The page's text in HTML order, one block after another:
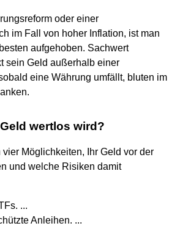
oder einer
im Fall von hoher Inflation, ist man
aufgehoben. Sachwert
sein Geld außerhalb einer
eine Währung umfällt, bluten im
wertlos wird?
Möglichkeiten, Ihr Geld vor der
und welche Risiken damit
...
Anleihen. ...